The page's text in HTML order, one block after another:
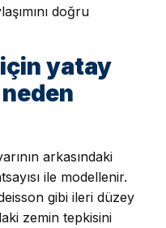
doğru
için yatay
arkasındaki
ile modellenir.
gibi ileri düzey
zemin tepkisini